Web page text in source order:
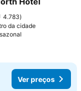
4.783
da cidade
Ver preços